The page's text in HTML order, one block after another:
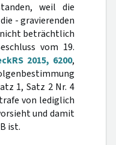
weil die
- gravierenden
beträchtlich
vom 19.
2015, 6200,
1, Satz 2 Nr. 4
von lediglich
und damit
ist.